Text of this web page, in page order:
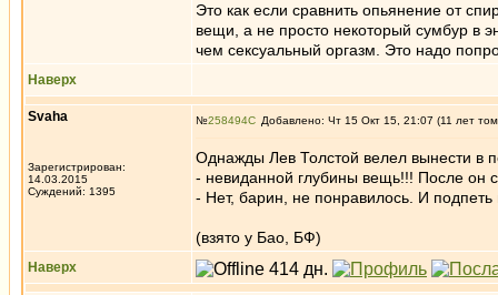
Это как если сравнить опьянение от
вещи, а не просто некоторый сумбур в
чем сексуальный оргазм. Это надо
Наверх
Svaha
Зарегистрирован:
14.03.2015
Суждений: 1395
№258494 Добавлено: Чт 15 Окт 15, 21:07 (11 лет
Однажды Лев Толстой велел вынести в
- невиданной глубины вещь!!! После он
- Нет, барин, не понравилось. И подпеть
(взято у Бао, БФ)
Наверх